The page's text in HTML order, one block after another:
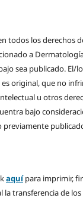
todos los derechos
a
sea publicado. El/
original, que no
u otros
bajo
previamente
aquí para imprimir,
transferencia de